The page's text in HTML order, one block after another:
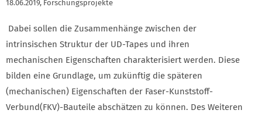
18.06.2019, Forschungsprojekte
Dabei sollen die Zusammenhänge zwischen der
intrinsischen Struktur der UD-Tapes und ihren
mechanischen Eigenschaften charakterisiert werden. Diese
bilden eine Grundlage, um zukünftig die späteren
(mechanischen) Eigenschaften der Faser-Kunststoff-
Verbund(FKV)-Bauteile abschätzen zu können. Des Weiteren